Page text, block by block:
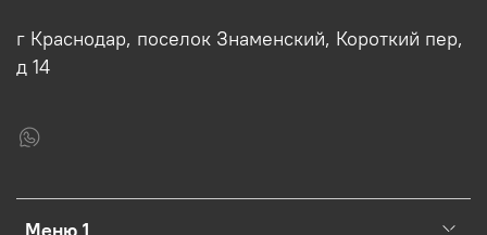
г Краснодар, поселок Знаменский, Короткий пер,
д 14